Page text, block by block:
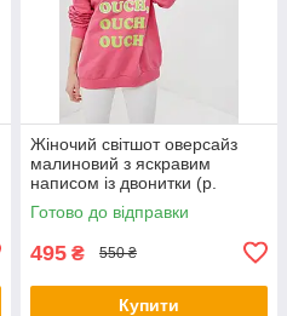
Жіночий світшот оверсайз
малиновий з яскравим
написом із двонитки (р.
oversize) 1043193r
Готово до відправки
495 ₴ 550 ₴
Купити